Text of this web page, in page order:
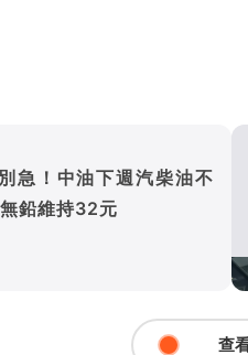
急！中油下週汽柴油不
鉛維持32元
查